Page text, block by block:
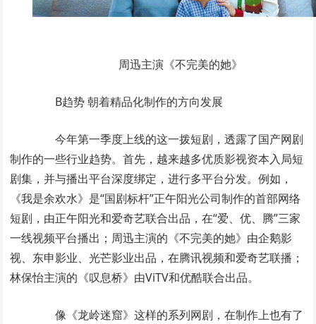
周迅主演《不完美的她》
B趋势 朝着精品化制作的方向发展
今年第一季度上线的这一拨短剧，透露了国产网剧
制作的一些行业趋势。首先，越来越多优质影视资本入局短
剧集，并与播出平台深度绑定，进行多平台分发。例如，
《我是余欢水》是“国剧标杆”正午阳光公司制作的首部网络
短剧，由正午阳光和爱奇艺联合出品，在“爱、优、腾”三家
一线视频平台播出；周迅主演的《不完美的她》由企鹅影
视、东申影业、光芒影业出品，在腾讯视频和爱奇艺联播；
林保怡主演的《叹息桥》由ViTV和优酷联合出品。
像《龙岭迷窟》这样的系列网剧，在制作上也有了